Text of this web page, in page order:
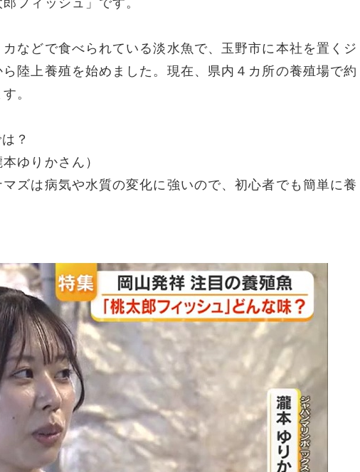
フィッシュ」です。
などで食べられている淡水魚で、玉野市に本社を置くジ
陸上養殖を始めました。現在、県内４カ所の養殖場で約
。
？
ゆりかさん）
ズは病気や水質の変化に強いので、初心者でも簡単に養